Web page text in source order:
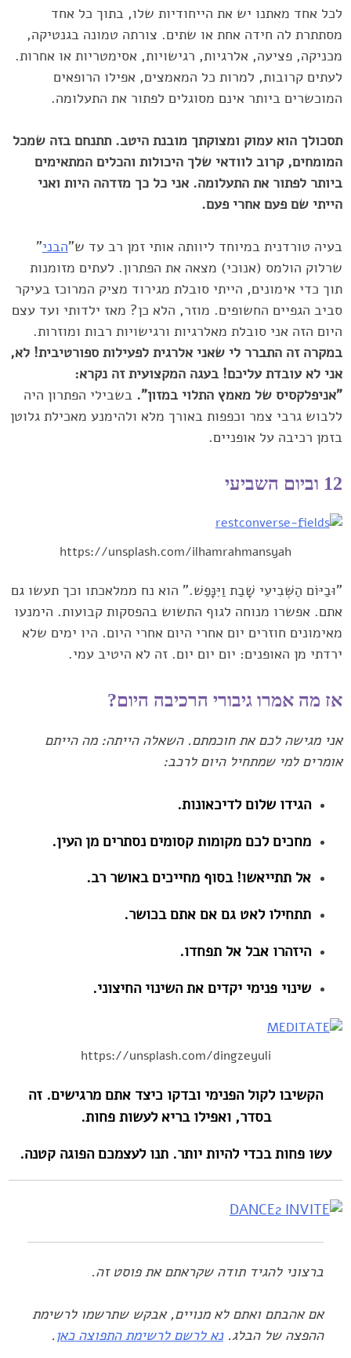
לכל אחד מאתנו יש את הייחודיות שלו, בתוך כל אחד
‏מסתתרת לה חידה אחת או שתים. צורתה טמונה בגנטיקה,
מכניקה, ‏פציעה, אלרגיות, רגישויות, אסימטריות או אחרות.
לעתים קרובות, למרות ‏כל המאמצים, אפילו הרופאים
המוכשרים ביותר אינם מסוגלים לפתור את ‏התעלומה‎.‎‏
תסכולך הוא עמוק ומצוקתך מובנת היטב. תתנחם בזה שמכל
‏המומחים, קרוב לוודאי שלך היכולות והכלים המתאימים
ביותר לפתור את ‏התעלומה. אני כל כך מזדהה היות ואני
הייתי שם פעם אחרי פעם.‏
בעיה טורדנית במיוחד ליוותה אותי זמן רב עד ש"הבני"
שרלוק ‏הולמס (אנוכי) מצאה את הפתרון. לעתים מזומנות
תוך כדי אימונים, הייתי ‏סובלת מגירוד מציק המרוכז בעיקר
סביב הגפיים החשופים. מוזר, הלא כן? ‏מאז ילדותי ועד עצם
היום הזה אני סובלת מאלרגיות ורגישויות רבות ‏ומוזרות.
במקרה זה התברר לי שאני אלרגית לפעילות ספורטיבית! לא,
אני ‏לא עובדת עליכם! בעגה המקצועית זה נקרא:
"אניפלקסיס של מאמץ התלוי ‏במזון". בשבילי הפתרון היה
ללבוש גרבי צמר וכפפות באורך מלא ולהימנע ‏מאכילת גלוטן
בזמן רכיבה על אופניים.‏
12 וביום השביעי
https://unsplash.com/ilhamrahmansyah
"וּבַיּוֹם הַשְּׁבִיעִי שָׁבַת וַיִּנָּפַשׁ." הוא נח ממלאכתו וכך תעשו ‏גם
אתם. אפשרו מנוחה לגוף התשוש בהפסקות קבועות. הימנעו
מאימונים ‏חוזרים יום אחרי היום אחרי היום. היו ימים שלא
ירדתי מן האופנים: יום יום ‏יום. זה לא היטיב עמי.
אז מה אמרו גיבורי הרכיבה היום?
אני מגישה לכם את חוכמתם. השאלה ‏הייתה: מה הייתם
אומרים למי שמתחיל היום לרכב:‏
הגידו שלום לדיכאונות.‏
מחכים לכם מקומות קסומים נסתרים מן העין.‏
אל תתייאשו! בסוף מחייכים באושר רב.‏
תתחילו לאט גם אם אתם בכושר.‏
היזהרו אבל אל תפחדו.
שינוי פנימי יקדים את השינוי החיצוני. ‏
https://unsplash.com/dingzeyuli
הקשיבו לקול הפנימי ובדקו כיצד אתם מרגישים. זה
‏בסדר, ואפילו בריא לעשות פחות.
עשו פחות בכדי להיות יותר. תנו ‏לעצמכם הפוגה קטנה.‏
ברצוני להגיד תודה שקראתם את פוסט זה.
אם אהבתם ואתם לא מנויים, אבקש שתרשמו לרשימת
ההפצה של הבלג.נא לרשם לרשימת התפוצה כאן.